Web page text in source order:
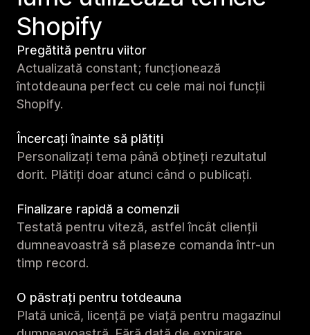
Shopify
Pregătită pentru viitor
Actualizată constant; funcționează
întotdeauna perfect cu cele mai noi funcții
Shopify.
Încercați înainte să plătiți
Personalizați tema până obțineți rezultatul
dorit. Plătiți doar atunci când o publicați.
Finalizare rapidă a comenzii
Testată pentru viteză, astfel încât clienții
dumneavoastră să plaseze comanda într-un
timp record.
O păstrați pentru totdeauna
Plată unică, licență pe viață pentru magazinul